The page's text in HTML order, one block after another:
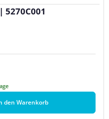
5270C001
den Warenkorb